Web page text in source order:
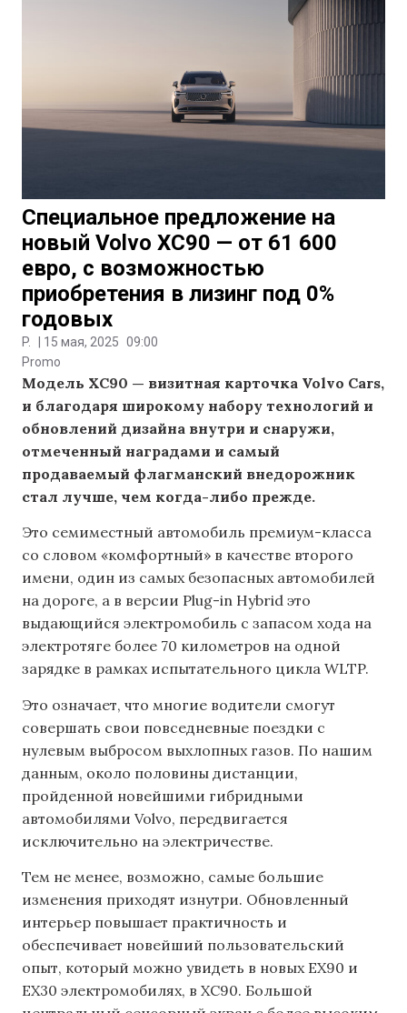
Специальное предложение на
новый Volvo XC90 — от 61 600
евро, с возможностью
приобретения в лизинг под 0%
годовых
P. 15 мая, 2025 09:00
Promo
Модель XC90 — визитная карточка Volvo Cars,
и благодаря широкому набору технологий и
обновлений дизайна внутри и снаружи,
отмеченный наградами и самый
продаваемый флагманский внедорожник
стал лучше, чем когда-либо прежде.
Это семиместный автомобиль премиум-класса
со словом «комфортный» в качестве второго
имени, один из самых безопасных автомобилей
на дороге, а в версии Plug-in Hybrid это
выдающийся электромобиль с запасом хода на
электротяге более 70 километров на одной
зарядке в рамках испытательного цикла WLTP.
Это означает, что многие водители смогут
совершать свои повседневные поездки с
нулевым выбросом выхлопных газов. По нашим
данным, около половины дистанции,
пройденной новейшими гибридными
автомобилями Volvo, передвигается
исключительно на электричестве.
Тем не менее, возможно, самые большие
изменения приходят изнутри. Обновленный
интерьер повышает практичность и
обеспечивает новейший пользовательский
опыт, который можно увидеть в новых EX90 и
EX30 электромобилях, в XC90. Большой